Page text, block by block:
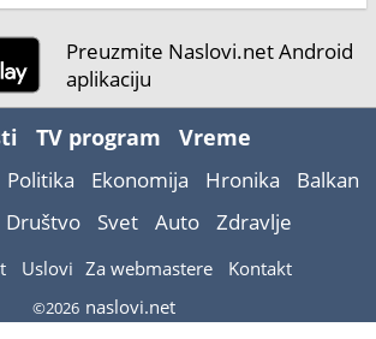
Preuzmite Naslovi.net Android
aplikaciju
TV program Vreme
Politika Ekonomija Hronika
Balkan
Društvo Svet Auto Zdravlje
Uslovi Za webmastere Kontakt
©2026 naslovi.net